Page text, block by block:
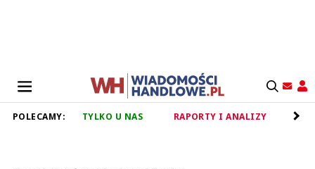
POLECAMY: TYLKO U NAS RAPORTY I ANALIZY